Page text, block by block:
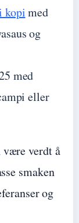
kopimed
og
med
eller
være verdt å
smaken
og